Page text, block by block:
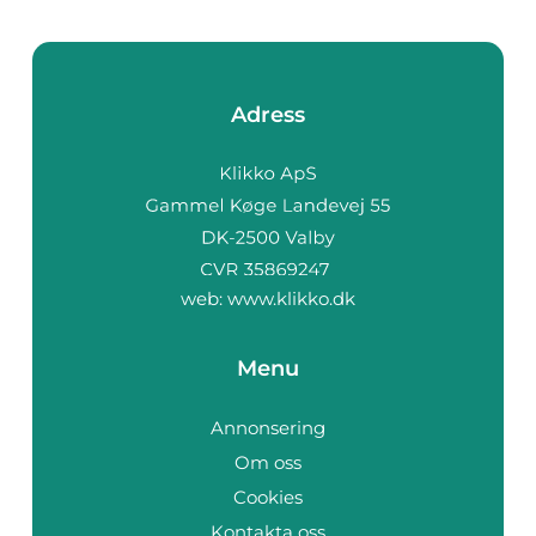
Adress
web: www.klikko.dk
Menu
Annonsering
Om oss
Cookies